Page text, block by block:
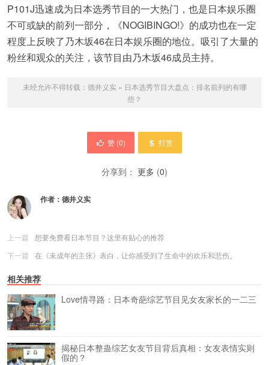
P101J迅速成为日本选秀节目的一大热门，也是日本娱乐圈
不可或缺的前列一部分，《NOGIBINGO!》的成功也在一定
程度上反映了乃木坂46在日本娱乐圈的地位。吸引了大量的
粉丝和观众的关注，该节目由乃木坂46成员主持。
未经允许不得转载： 德井义实 » 日本选秀节目大盘点：排名前列的有哪
些？
赞 (0) 打赏
分享到： 更多 (0)
作者： 德井义实
上一篇
想要免费看日本节目？这里有贴心的推荐
下一篇
在《未成年的主张》表白，让你感受到了生命中的欢乐和悲伤。
相关推荐
Love情寻路：日本奇葩综艺节目见女友家长的一二三
揭秘日本整蛊综艺女友节目背后真相：女友表情实则
假的？